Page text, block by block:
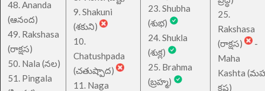
48. Ananda
(ఆనంద)
49. Rakshasa
(రాక్షస)
50. Nala (నల)
51. Pingala
9. Shakuni
(శకుని)
10.
Chatushpada
(చతుష్పాద)
11. Naga
23. Shubha
(శుభ)
24. Shukla
(శుక్ల)
25. Brahma
(బ్రహ్మ)
25.
Rakshasa
(రాక్షస)
-
Maha
Kashta
కష్ట)